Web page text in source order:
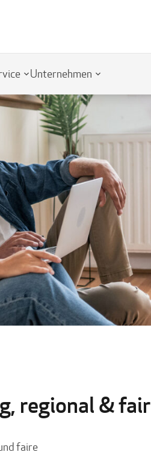
Unternehmen
regional & fair
faire